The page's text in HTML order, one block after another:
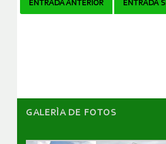
Navegador
ENTRADA ANTERIOR ENTRADA
GALERÌA DE FOTOS